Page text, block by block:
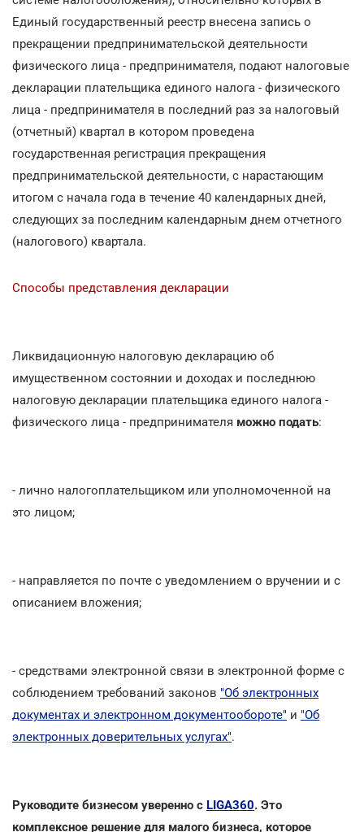
Единый государственный реестр внесена запись о
прекращении предпринимательской деятельности
физического лица - предпринимателя, подают налоговые
декларации плательщика единого налога - физического
лица - предпринимателя в последний раз за налоговый
(отчетный) квартал в котором проведена
государственная регистрация прекращения
предпринимательской деятельности, с нарастающим
итогом с начала года в течение 40 календарных дней,
следующих за последним календарным днем отчетного
(налогового) квартала.
Способы представления декларации
Ликвидационную налоговую декларацию об
имущественном состоянии и доходах и последнюю
налоговую декларации плательщика единого налога -
физического лица - предпринимателя можно подать:
- лично налогоплательщиком или уполномоченной на
это лицом;
- направляется по почте с уведомлением о вручении и с
описанием вложения;
- средствами электронной связи в электронной форме с
соблюдением требований законов "Об электронных
документах и электронном документообороте" и "Об
электронных доверительных услугах".
Руководите бизнесом уверенно с LIGA360. Это
комплексное решение для малого бизнеса, которое